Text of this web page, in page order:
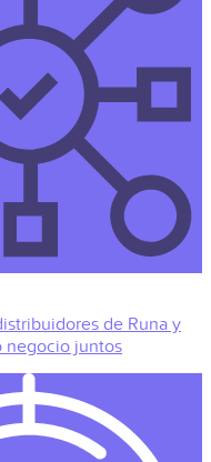
de Runa y
negocio juntos